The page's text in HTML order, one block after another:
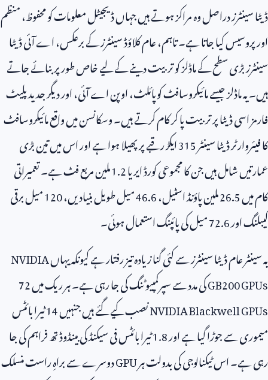
ڈیٹا سینٹرز دراصل وہ مراکز ہوتے ہیں جہاں ڈیجیٹل معلومات کو محفوظ، منظم
اور پروسیس کیا جاتا ہے۔ تاہم، عام کلاؤڈ سینٹرز کے برعکس، اے آئی ڈیٹا
سینٹرز بڑی سطح کے ماڈلز کو تربیت دینے کے لیے خاص طور پر بنائے جاتے
ہیں۔ یہ ماڈلز جیسے مائیکروسافٹ کوپائلٹ، اوپن اے آئی، اور دیگر جدید پلیٹ
فارمز اسی ڈیٹا پر تربیت پا کر کام کرتے ہیں۔ وسکانسن میں واقع مائیکروسافٹ
کا فیئروارٹر ڈیٹا سینٹر315ایکڑ رقبے پر پھیلا ہوا ہے اور اس میں تین بڑی
عمارتیں شامل ہیں جن کا مجموعی کورڈ ایریا1.2ملین مربع فٹ ہے۔ تعمیراتی
کام میں26.5ملین پاؤنڈ اسٹیل،46.6میل طویل بنیادیں،120میل برقی
کیبلنگ اور72.6میل کی پائپنگ استعمال ہوئی۔
یہ سینٹر عام ڈیٹا سینٹرز سے کئی گنا زیادہ تیز رفتار ہے کیونکہ یہاںNVIDIA
GB200 GPUsکی مدد سے سپرکمپیوٹنگ کی جا رہی ہے۔ ہر ریک میں72
NVIDIA Blackwell GPUsنصب کیے گئے ہیں جنہیں14ٹیرا بائٹس
میموری سے جوڑا گیا ہے اور1.8ٹیرا بائٹس فی سیکنڈ کی بینڈوڈتھ فراہم کی جا
رہی ہے۔ اس ٹیکنالوجی کی بدولت ہرGPUدوسرے سے براہِ راست منسلک